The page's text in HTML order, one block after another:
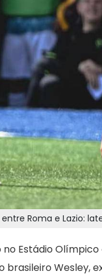
Roma e Lazio:
no Estádio
brasileiro Wesley,